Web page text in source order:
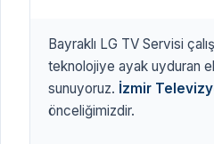
Bayraklı LG TV Servisi
teknolojiye ayak uyduran
sunuyoruz. İzmir
önceliğimizdir.